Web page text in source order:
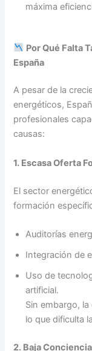
máxima
Por Qué Falta
España
A pesar de la
energéticos,
profesionales
causas:
1. Escasa Oferta
El sector
formación
Auditorías
Integración de
Uso de
artificial.
Sin embargo,
lo que dificulta
2. Baja